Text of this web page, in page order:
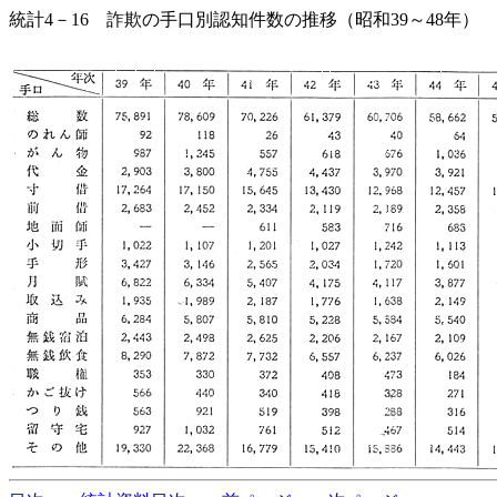
統計4－16 詐欺の手口別認知件数の推移（昭和39～48年）